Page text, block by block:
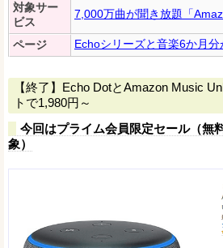
対象サー
ビス
7,000万曲が聞き放題「
ページ Echoシリーズと音楽6か月分
【終了】Echo DotとAmazon Music
トで1,980円～
今回はプライム会員限定セール（無
象）